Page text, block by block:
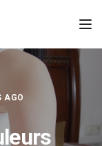
AGO